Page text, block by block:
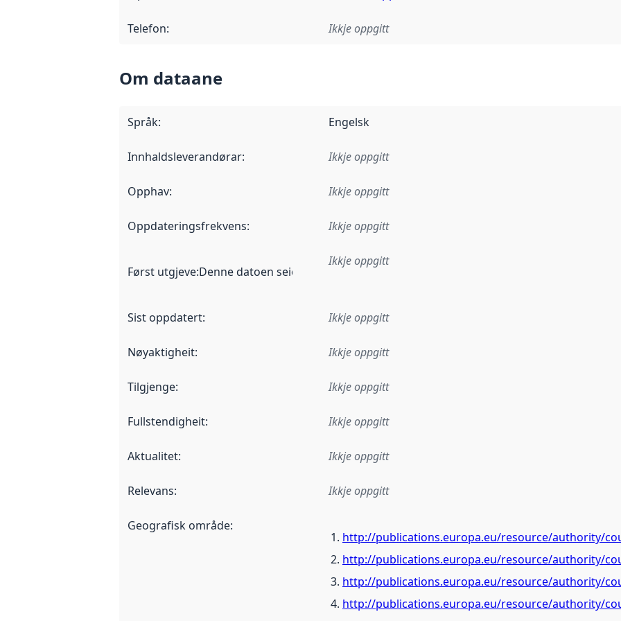
Telefon: Ikkje oppgitt
Om dataane
Språk: Engelsk
Innhaldsleverandørar: Ikkje oppgitt
Opphav: Ikkje oppgitt
Oppdateringsfrekvens: Ikkje oppgitt
Først utgjeve:Denne datoen seier når dataa i dette datasettet først blei utgitt. Det kan ha
Ikkje oppgitt
Sist oppdatert: Ikkje oppgitt
Nøyaktigheit: Ikkje oppgitt
Tilgjenge: Ikkje oppgitt
Fullstendigheit: Ikkje oppgitt
Aktualitet: Ikkje oppgitt
Relevans: Ikkje oppgitt
Geografisk område:
http://publications.europa.eu/resource/authority/
http://publications.europa.eu/resource/authority/
http://publications.europa.eu/resource/authority/
http://publications.europa.eu/resource/authority/